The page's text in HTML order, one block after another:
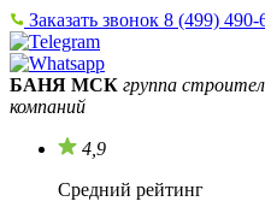
Заказать звонок 8 (499) 490-
БАНЯ МСК группа
компаний
4,9
Средний рейтинг